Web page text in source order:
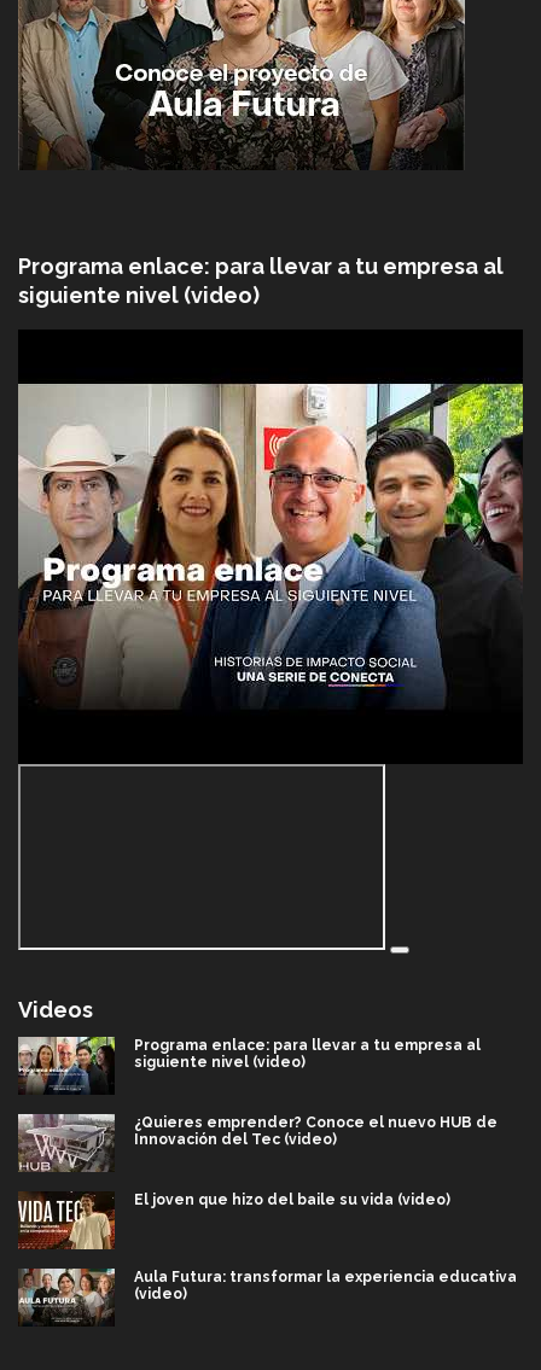
Programa enlace: para llevar a tu empresa al
siguiente nivel (video)
Videos
Programa enlace: para llevar a tu empresa al
siguiente nivel (video)
¿Quieres emprender? Conoce el nuevo HUB de
Innovación del Tec (video)
El joven que hizo del baile su vida (video)
Aula Futura: transformar la experiencia educativa
(video)